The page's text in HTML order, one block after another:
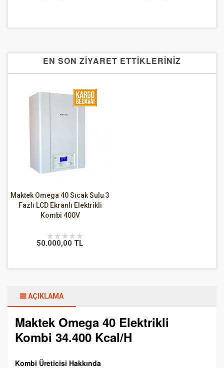
EN SON ZİYARET ETTİKLERİNİZ
Maktek Omega 40 Sıcak Sulu 3
Fazlı LCD Ekranlı Elektrikli
Kombi 400V
50.000,00 TL
AÇIKLAMA
Maktek Omega 40 Elektrikli
Kombi 34.400 Kcal/H
Kombi Üreticisi Hakkında